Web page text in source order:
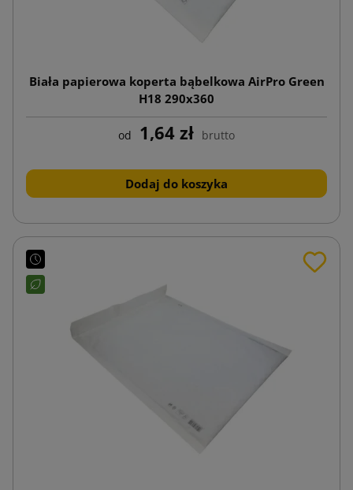
Biała papierowa koperta bąbelkowa AirPro Green
H18 290x360
od 1,64 zł brutto
Dodaj do koszyka